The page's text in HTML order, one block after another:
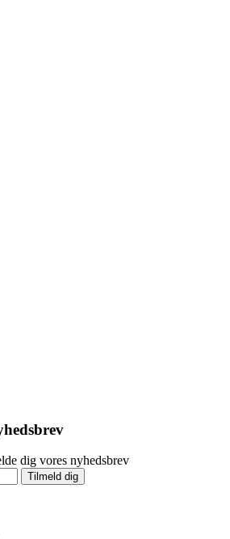
dig vores nyhedsbrev
Tilmeld dig